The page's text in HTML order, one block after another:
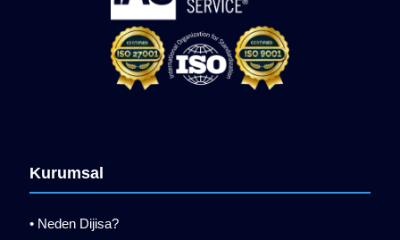
Kurumsal
• Neden Dijisa?